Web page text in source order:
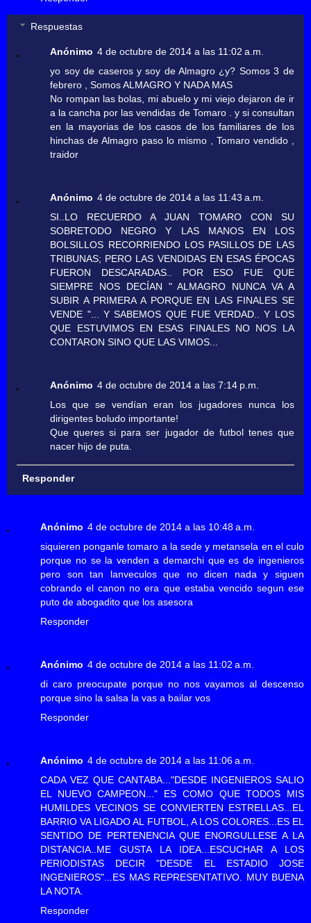
Respuestas
Anónimo 4 de octubre de 2014 a las 11:02 a.m.
yo soy de caseros y soy de Almagro ¿y? Somos 3 de
febrero , Somos ALMAGRO Y NADA MAS
No rompan las bolas, mi abuelo y mi viejo dejaron de ir
a la cancha por las vendidas de Tomaro . y si consultan
en la mayorias de los casos de los familiares de los
hinchas de Almagro paso lo mismo , Tomaro vendido ,
traidor
Anónimo 4 de octubre de 2014 a las 11:43 a.m.
SI..LO RECUERDO A JUAN TOMARO CON SU
SOBRETODO NEGRO Y LAS MANOS EN LOS
BOLSILLOS RECORRIENDO LOS PASILLOS DE LAS
TRIBUNAS; PERO LAS VENDIDAS EN ESAS ÉPOCAS
FUERON DESCARADAS.. POR ESO FUE QUE
SIEMPRE NOS DECÍAN " ALMAGRO NUNCA VA A
SUBIR A PRIMERA A PORQUE EN LAS FINALES SE
VENDE "... Y SABEMOS QUE FUE VERDAD.. Y LOS
QUE ESTUVIMOS EN ESAS FINALES NO NOS LA
CONTARON SINO QUE LAS VIMOS...
Anónimo 4 de octubre de 2014 a las 7:14 p.m.
Los que se vendían eran los jugadores nunca los
dirigentes boludo importante!
Que queres si para ser jugador de futbol tenes que
nacer hijo de puta.
Responder
Anónimo 4 de octubre de 2014 a las 10:48 a.m.
siquieren ponganle tomaro a la sede y metansela en el culo
porque no se la venden a demarchi que es de ingenieros
pero son tan lanveculos que no dicen nada y siguen
cobrando el canon no era que estaba vencido segun ese
puto de abogadito que los asesora
Responder
Anónimo 4 de octubre de 2014 a las 11:02 a.m.
di caro preocupate porque no nos vayamos al descenso
porque sino la salsa la vas a bailar vos
Responder
Anónimo 4 de octubre de 2014 a las 11:06 a.m.
CADA VEZ QUE CANTABA..."DESDE INGENIEROS SALIO
EL NUEVO CAMPEON..." ES COMO QUE TODOS MIS
HUMILDES VECINOS SE CONVIERTEN ESTRELLAS...EL
BARRIO VA LIGADO AL FUTBOL, A LOS COLORES...ES EL
SENTIDO DE PERTENENCIA QUE ENORGULLESE A LA
DISTANCIA..ME GUSTA LA IDEA...ESCUCHAR A LOS
PERIODISTAS DECIR "DESDE EL ESTADIO JOSE
INGENIEROS"...ES MAS REPRESENTATIVO. MUY BUENA
LA NOTA.
Responder